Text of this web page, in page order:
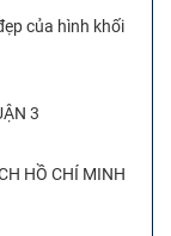
của hình khối
3
HỒ CHÍ MINH